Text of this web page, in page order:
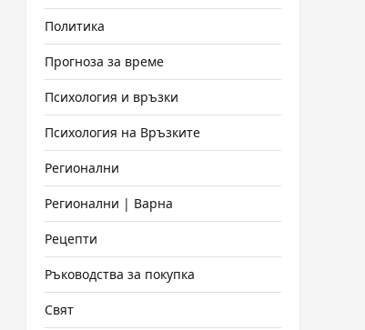
Политика
Прогноза за време
Психология и връзки
Психология на Връзките
Регионални
Регионални | Варна
Рецепти
Ръководства за покупка
Свят